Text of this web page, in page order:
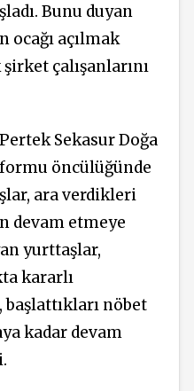
Bunu duyan
ocağı açılmak
çalışanlarını
Sekasur Doğa
öncülüğünde
ara verdikleri
devam etmeye
yurttaşlar,
kararlı
nöbet
kadar devam